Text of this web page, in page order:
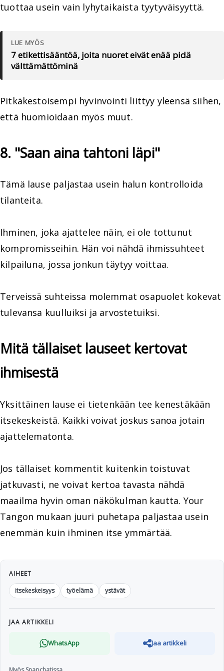
tuottaa usein vain lyhytaikaista tyytyväisyyttä.
LUE MYÖS
7 etikettisääntöä, joita nuoret eivät enää pidä
välttämättöminä
Pitkäkestoisempi hyvinvointi liittyy yleensä siihen,
että huomioidaan myös muut.
8. "Saan aina tahtoni läpi"
Tämä lause paljastaa usein halun kontrolloida
tilanteita.
Ihminen, joka ajattelee näin, ei ole tottunut
kompromisseihin. Hän voi nähdä ihmissuhteet
kilpailuna, jossa jonkun täytyy voittaa.
Terveissä suhteissa molemmat osapuolet kokevat
tulevansa kuulluiksi ja arvostetuiksi.
Mitä tällaiset lauseet kertovat
ihmisestä
Yksittäinen lause ei tietenkään tee kenestäkään
itsekeskeistä. Kaikki voivat joskus sanoa jotain
ajattelematonta.
Jos tällaiset kommentit kuitenkin toistuvat
jatkuvasti, ne voivat kertoa tavasta nähdä
maailma hyvin oman näkökulman kautta. Your
Tangon mukaan juuri puhetapa paljastaa usein
enemmän kuin ihminen itse ymmärtää.
AIHEET
itsekeskeisyys
työelämä ystävät
JAA ARTIKKELI
WhatsApp Jaa artikkeli